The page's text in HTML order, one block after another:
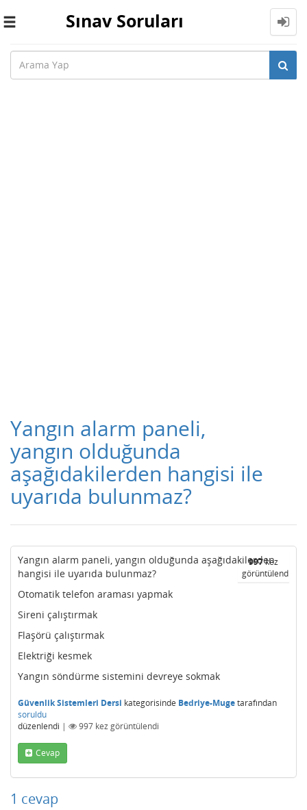
Toggle
Sınav Soruları
Yangın alarm paneli,
yangın olduğunda
aşağıdakilerden hangisi ile
uyarıda bulunmaz?
997kez
görüntülendi
Yangın alarm paneli, yangın olduğunda aşağıdakilerden
hangisi ile uyarıda bulunmaz?
Otomatik telefon araması yapmak
Sireni çalıştırmak
Flaşörü çalıştırmak
Elektriği kesmek
Yangın söndürme sistemini devreye sokmak
Güvenlik Sistemleri Dersi kategorisinde Bedriye-Mugetarafından
soruldu
düzenlendi | 997 kez görüntülendi
Cevap
1 cevap